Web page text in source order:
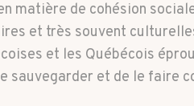
matière de cohésion
et très souvent
et les Québécois
sauvegarder et de le faire